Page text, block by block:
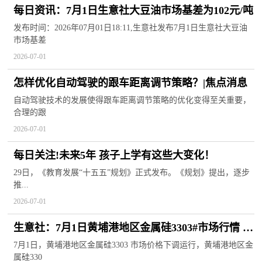
每日资讯：7月1日生意社大豆油市场基差为102元/吨
发布时间：2026年07月01日18:11,生意社发布7月1日生意社大豆油
市场基差
2026-07-01
怎样优化自动驾驶的跟车距离调节策略？|焦点消息
自动驾驶技术的发展使得跟车距离调节策略的优化变得至关重要，
合理的跟
2026-07-01
每日关注!未来5年 孩子上学有这些大变化！
29日，《教育发展“十五五”规划》正式发布。《规划》提出，逐步
推...
2026-07-01
生意社：7月1日黄埔港地区金属硅3303#市场行情 新
视野
7月1日，黄埔港地区金属硅3303 市场价格下调运行，黄埔港地区金
属硅330